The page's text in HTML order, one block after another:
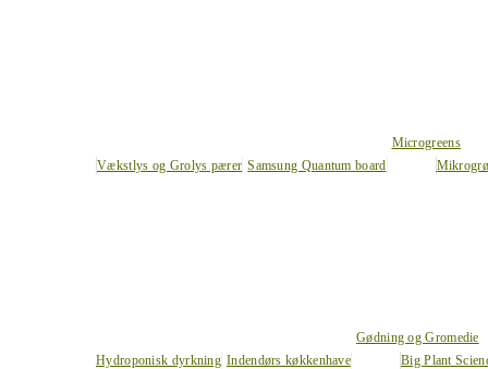
Vækstlys og Grolys pærer Samsung Quantum board
Microgreens
Hydroponisk dyrkning Indendørs køkkenhave
Gødning og Gromedie
Big Plant